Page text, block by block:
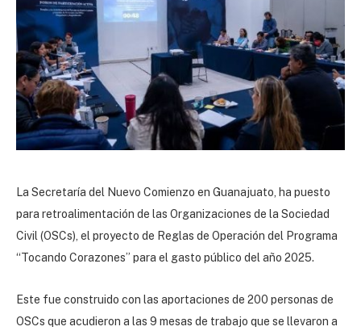
La Secretaría del Nuevo Comienzo en Guanajuato, ha puesto
para retroalimentación de las Organizaciones de la Sociedad
Civil (OSCs), el proyecto de Reglas de Operación del Programa
“Tocando Corazones” para el gasto público del año 2025.
Este fue construido con las aportaciones de 200 personas de
OSCs que acudieron a las 9 mesas de trabajo que se llevaron a